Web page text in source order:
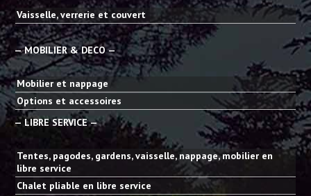
Vaisselle, verrerie et couvert
— MOBILIER & DECO —
Mobilier et nappage
Options et accessoires
— LIBRE SERVICE —
Tentes, pagodes, gardens, vaisselle, nappage, mobilier en
libre service
Chalet pliable en libre service